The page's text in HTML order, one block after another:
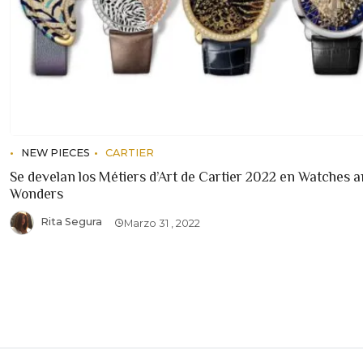
NEW PIECES CARTIER
Se develan los Métiers d’Art de Cartier 2022 en Watches
Wonders
Rita Segura Marzo 31 , 2022